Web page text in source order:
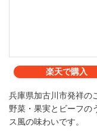
楽天で購入
兵庫県加古川市発祥の
野菜・果実とビーフの
ス風の味わいです。